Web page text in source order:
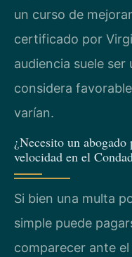
un curso de
certificado por
audiencia suele
considera
varían.
¿Necesito un
velocidad en el
Si bien una multa
simple puede
comparecer ante